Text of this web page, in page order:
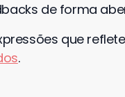
de forma
que
.